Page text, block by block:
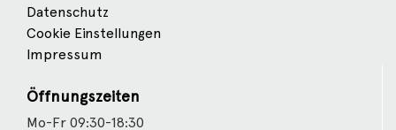
Datenschutz
Cookie Einstellungen
Impressum
Öffnungszeiten
Mo-Fr 09:30-18:30